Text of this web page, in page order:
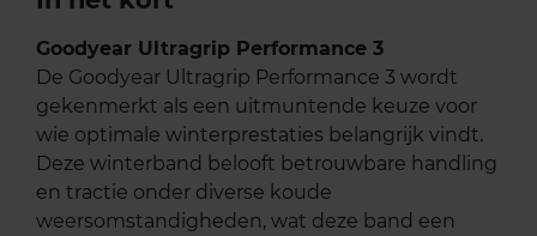
Goodyear Ultragrip Performance 3
De Goodyear Ultragrip Performance 3 wordt
gekenmerkt als een uitmuntende keuze voor
wie optimale winterprestaties belangrijk vindt.
Deze winterband belooft betrouwbare handling
en tractie onder diverse koude
weersomstandigheden, wat deze band een